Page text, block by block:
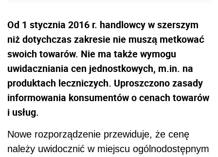
Od 1 stycznia 2016 r. handlowcy w szerszym
niż dotychczas zakresie nie muszą metkować
swoich towarów. Nie ma także wymogu
uwidaczniania cen jednostkowych, m.in. na
produktach leczniczych. Uproszczono zasady
informowania konsumentów o cenach towarów
i usług.
Nowe rozporządzenie przewiduje, że cenę
należy uwidocznić w miejscu ogólnodostępnym